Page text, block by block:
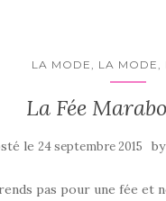
LA MODE, LA MODE,
La Fée
le 24 septembre 2015 by
pas pour une fée et